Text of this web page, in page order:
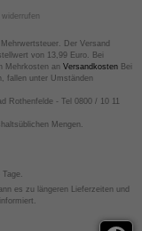
Der Versand
von 13,99 Euro. Bei
Mehrkosten an VersandkostenBei
fallen unter Umständen
Rothenfelde - Tel 0800 / 10 11
Mengen.
es zu längeren Lieferzeiten und